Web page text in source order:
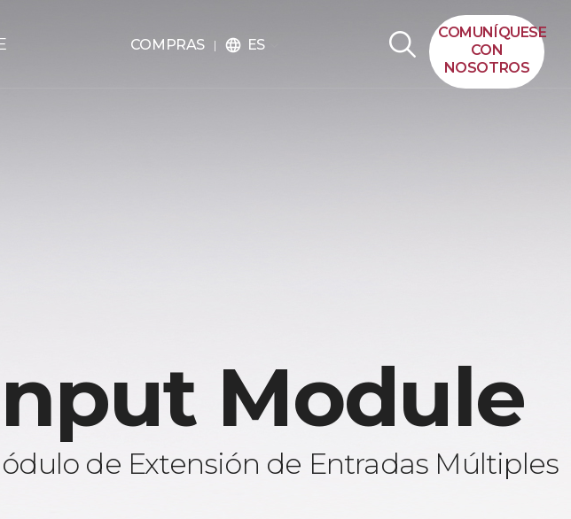
COMPRAS language ES
COMUNÍQUESE
CON
NOSOTROS
Module
de Extensión de Entradas Múltiples